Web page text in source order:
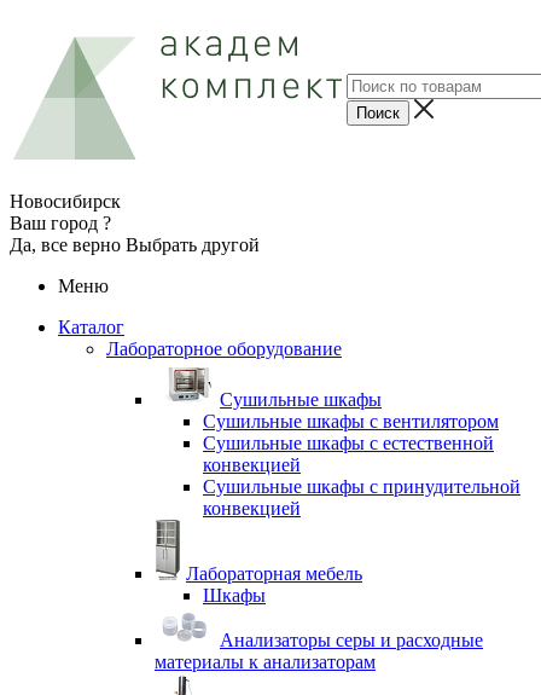
Новосибирск
Ваш город ?
Да, все верно Выбрать другой
Меню
Каталог
Лабораторное оборудование
Cушильные шкафы
Сушильные шкафы с вентилятором
Сушильные шкафы с естественной
конвекцией
Сушильные шкафы с принудительной
конвекцией
Лабораторная мебель
Шкафы
Анализаторы серы и расходные
материалы к анализаторам